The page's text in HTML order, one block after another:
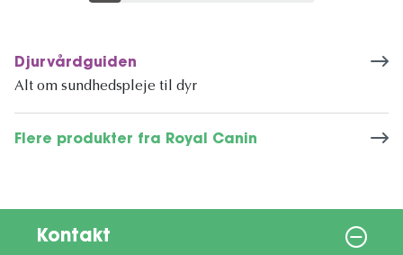
Djurvårdguiden
Alt om sundhedspleje til dyr
Flere produkter fra Royal Canin
Kontakt